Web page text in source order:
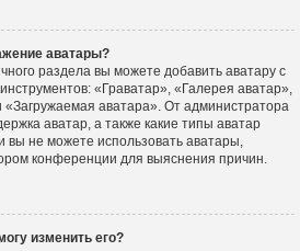
аватары?
раздела вы можете добавить аватару с
«Граватар», «Галерея аватар»,
аватара». От администратора
аватар, а также какие типы аватар
вы не можете использовать аватары,
конференции для выяснения причин.
изменить его?